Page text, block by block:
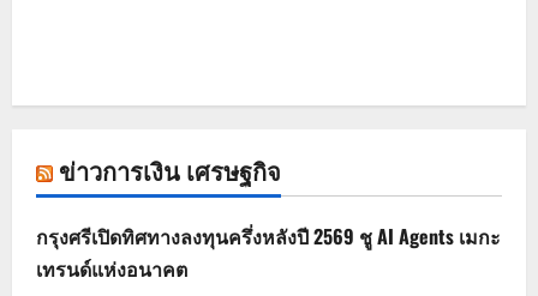
ข่าวการเงิน เศรษฐกิจ
กรุงศรีเปิดทิศทางลงทุนครึ่งหลังปี 2569 ชู AI Agents เมกะ
เทรนด์แห่งอนาคต